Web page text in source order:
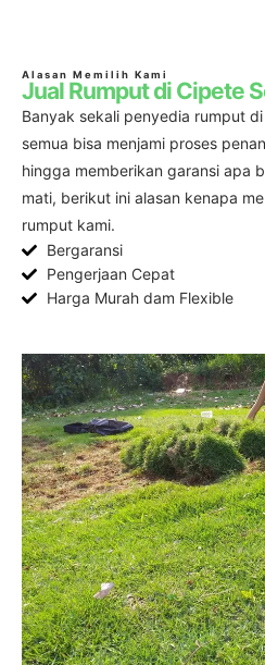
Alasan Memilih Kami
Jual Rumput di Cipete
Banyak sekali penyedia rumput
semua bisa menjami proses
hingga memberikan garansi apa
mati, berikut ini alasan kenapa
rumput kami.
Bergaransi
Pengerjaan Cepat
Harga Murah dam Flexible